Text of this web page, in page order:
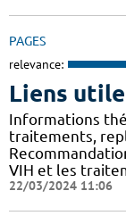
PAGES
relevance:
Liens
Informations
traitements,
VIH et les
22/03/2024 11:06